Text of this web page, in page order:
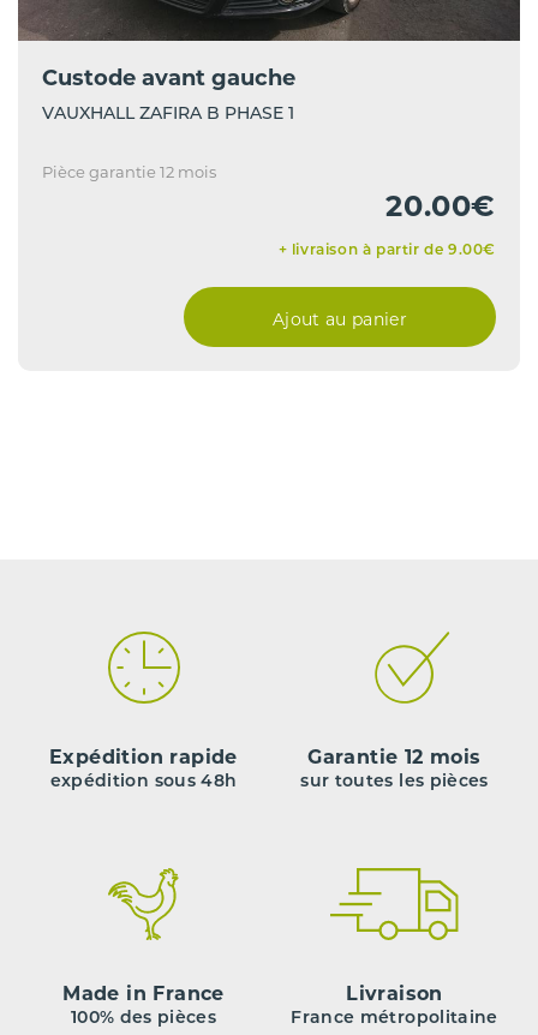
Custode avant gauche
VAUXHALL ZAFIRA B PHASE 1
Pièce garantie 12 mois
20.00€
+ livraison à partir de 9.00€
Ajout au panier
Expédition rapide
expédition sous 48h
Garantie 12 mois
sur toutes les pièces
Made in France
100% des pièces
Livraison
France métropolitaine